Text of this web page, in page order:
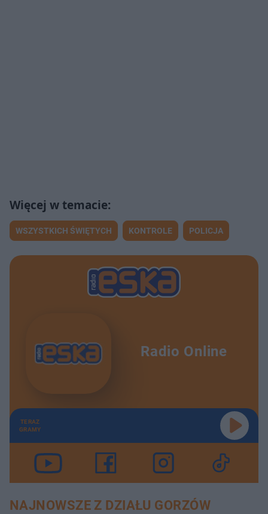
WSZYSTKICH ŚWIĘTYCH KONTROLE POLICJA
Radio Online
TERAZ
GRAMY
NAJNOWSZE Z DZIAŁU GORZÓW